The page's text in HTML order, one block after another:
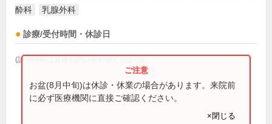
酔科
乳腺外科
診療/受付時間・休診日
(診療時間は直接お問い合わせください)
お盆(8月中旬)は休診・休業の場合があります。来院前
に必ず医療機関に直接ご確認ください。
×閉じる